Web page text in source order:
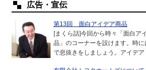
広告・宣伝
第13回 面白アイデア商品
[まくら話]今回から時々「面白ア
品」のコーナーを設けます。時
で息抜きをしましょう。アイデ